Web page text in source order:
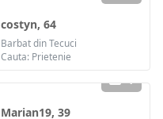
costyn, 64
Barbat din Tecuci
Cauta: Prietenie
1
Marian19, 39